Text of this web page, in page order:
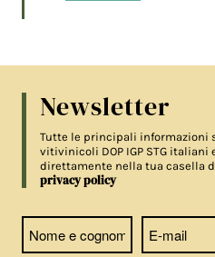
Newsletter
Tutte le principali informazioni
vitivinicoli DOP IGP STG
direttamente nella tua casella
privacy policy